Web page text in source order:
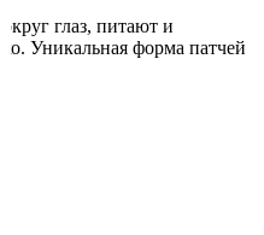
глаз, питают и
Уникальная форма патчей